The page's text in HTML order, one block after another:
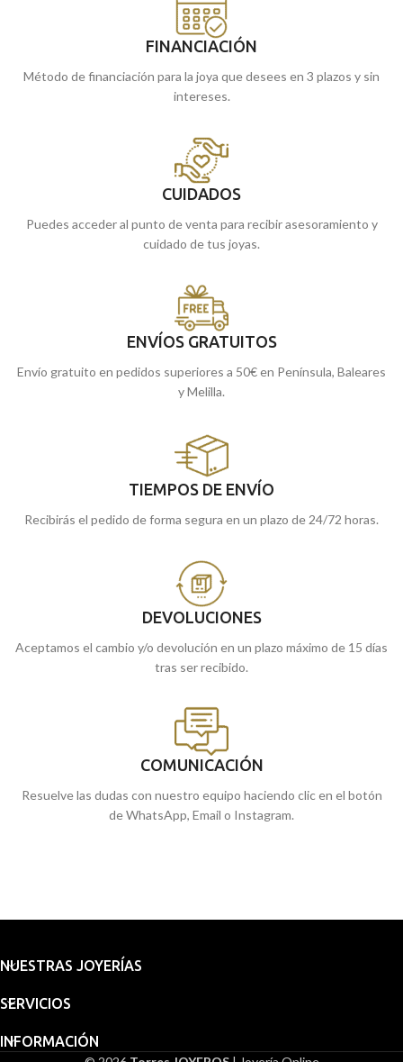
FINANCIACIÓN
Método de financiación para la joya que desees en 3 plazos y sin
intereses.
CUIDADOS
Puedes acceder al punto de venta para recibir asesoramiento y
cuidado de tus joyas.
ENVÍOS GRATUITOS
Envío gratuito en pedidos superiores a 50€ en Península, Baleares
y Melilla.
TIEMPOS DE ENVÍO
Recibirás el pedido de forma segura en un plazo de 24/72 horas.
DEVOLUCIONES
Aceptamos el cambio y/o devolución en un plazo máximo de 15 días
tras ser recibido.
COMUNICACIÓN
Resuelve las dudas con nuestro equipo haciendo clic en el botón
de WhatsApp, Email o Instagram.
NUESTRAS JOYERÍAS
SERVICIOS
INFORMACIÓN